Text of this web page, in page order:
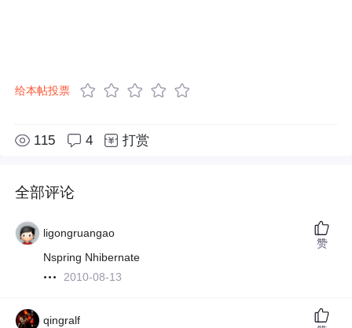
给本帖投票
115 4 打赏
全部评论
ligongruangao
Nspring Nhibernate
2010-08-13
赞
qingralf